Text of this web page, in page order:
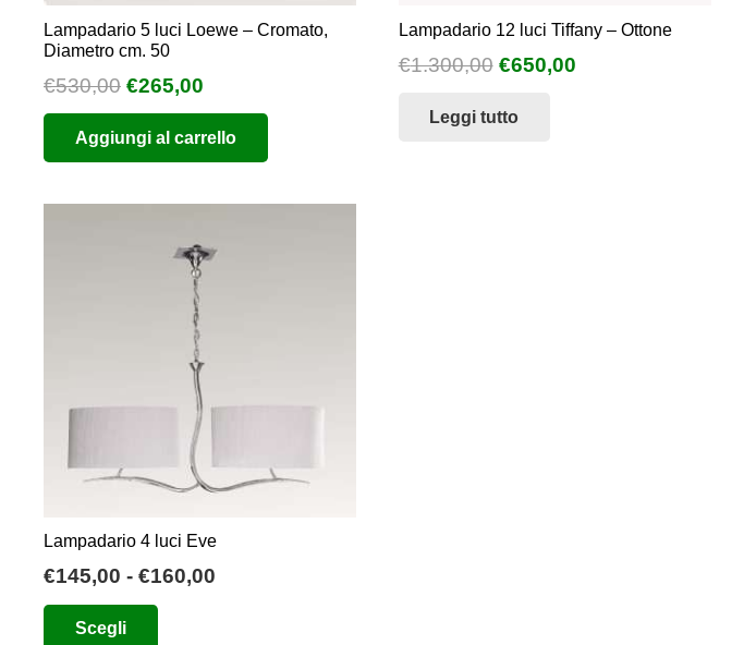
Lampadario 5 luci Loewe – Cromato,
Diametro cm. 50
€530,00 Il
prezzo
originale
era:
€265,00
prezzo
attuale
è:
Aggiungi al carrello
Lampadario 12 luci Tiffany – Ottone
€1.300,00 Il
originale
€650,00Il
Leggi tutto
Lampadario 4 luci Eve
€145,00 - €160,00
Scegli